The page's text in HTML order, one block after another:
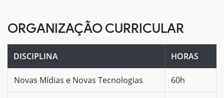
ORGANIZAÇÃO CURRICULAR
DISCIPLINA HORAS
Novas Mídias e Novas Tecnologias 60h